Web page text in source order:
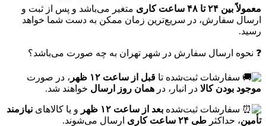
معمولاً بین ۲۴ تا ۴۸ ساعت کاری
متغیر می‌باشد و پس از ثبت و
ارسال سفارش، در سریع‌ترین زمان ممکن به دست شما خواهد
رسید.
❓ نحوه ارسال سفارش در شهر تهران به چه صورت می‌باشد؟
سفارشات ثبت‌شده تا قبل از ساعت ۱۲ ظهر
، در صورت
موجود بودن کالا در انبار، در همان روز ارسال خواهند شد.
سفارشات ثبت‌شده بعد از ساعت ۱۲ ظهر و یا کالاهای نیازمند
تأمین، حداکثر طی ۲۴ ساعت کاری ارسال می‌شوند.